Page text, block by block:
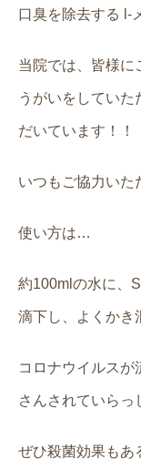
口臭を除去する l-
当院では、皆様に
うがいをしていた
だいています！！
いつもご協力いた
使い方は…
約100mlの水に、
滴下し、よくかき
コロナウイルスが
さんされていらっ
ぜひ殺菌効果もあ